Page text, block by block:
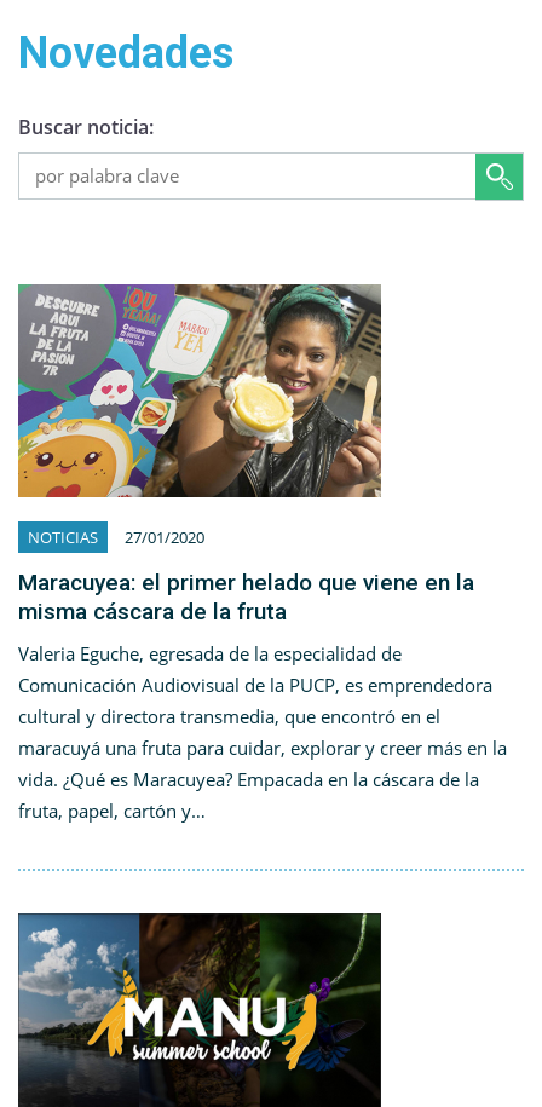
Novedades
Buscar noticia:
NOTICIAS 27/01/2020
Maracuyea: el primer helado que viene en la
misma cáscara de la fruta
Valeria Eguche, egresada de la especialidad de
Comunicación Audiovisual de la PUCP, es emprendedora
cultural y directora transmedia, que encontró en el
maracuyá una fruta para cuidar, explorar y creer más en la
vida. ¿Qué es Maracuyea? Empacada en la cáscara de la
fruta, papel, cartón y…